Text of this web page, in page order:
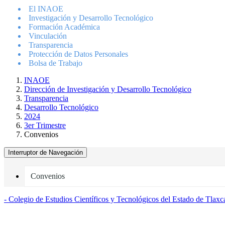
El INAOE
Investigación y Desarrollo Tecnológico
Formación Académica
Vinculación
Transparencia
Protección de Datos Personales
Bolsa de Trabajo
INAOE
Dirección de Investigación y Desarrollo Tecnológico
Transparencia
Desarrollo Tecnológico
2024
3er Trimestre
Convenios
Interruptor de Navegación
Convenios
- Colegio de Estudios Científicos y Tecnológicos del Estado de